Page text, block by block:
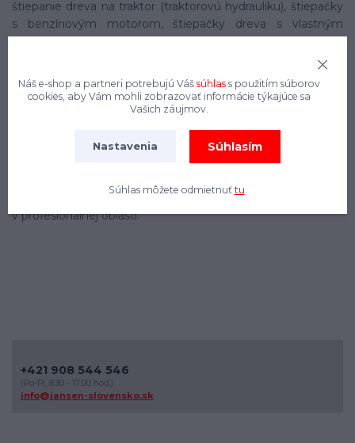
štiepanie dreva na traktor (traktorovú hydrauliku), štiepačky
s benzínovým motorom, štiepačky dreva s vlastným
podvozkom (s guľovou hlavou), štiepačky s elektrickým
pohonom a štiepačky dreva s kombinovanými pohonmi,
napr. pohon traktora a elektromotor. Štiepacia sila je rôzna
12 t, 14 t, 18 t, 20 t, 22 t, 25 t. Benzínové štiepačky na
štiepanie dreva majú tú výhodu, že môžu pracovať úplne
nezávisle na traktore alebo napájaní. Elektrické štiepačky sú
omnoho tichšie, ako benzínové. Na želanie Vám zostavíme
štiepačku podľa Vašich predstáv. Veľa z našich štiepačiek
štiepačky využívajú zákazníci na štiepanie v súkromnej ale aj
v profesionálnej oblasti.
+421 908 544 546
(Po-Pi, 8:30 - 17:00 hod.)
info@jansen-slovensko.sk
Náš e-shop a partneri potrebujú Vášsúhlas s použitím súborov
cookies, aby Vám mohli zobrazovať informácie týkajúce sa
Vašich záujmov.
Nastavenia Súhlasím
Súhlas môžete odmietnuť tu.